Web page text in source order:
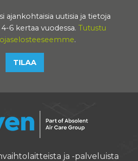
ajankohtaisia uutisia ja tietoja
6 kertaa vuodessa. Tutustu
.
TILAA
ja -palveluista